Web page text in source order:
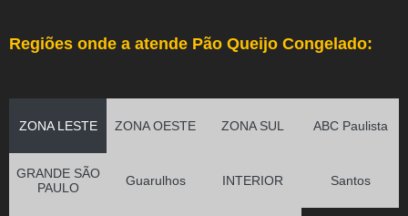
Regiões onde a atende Pão Queijo Congelado:
ZONA LESTE ZONA OESTE ZONA SUL ABC Paulista
GRANDE SÃO
PAULO
Guarulhos INTERIOR Santos